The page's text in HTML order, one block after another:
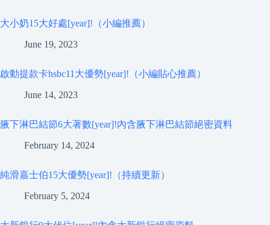
大小奶15大好處[year]!（小編推薦）
June 19, 2023
啟動提款卡hsbc11大優勢[year]!（小編貼心推薦）
June 14, 2023
腋下淋巴結節6大著數[year]!內含腋下淋巴結節絕密資料
February 14, 2024
純滑嘉士伯15大優勢[year]!（持續更新）
February 5, 2024